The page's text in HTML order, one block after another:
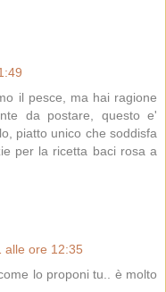
il pesce, ma hai ragione
da postare, questo e'
piatto unico che soddisfa
per la ricetta baci rosa a
alle ore 12:35
lo proponi tu.. è molto